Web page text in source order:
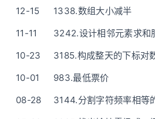
12-15
1338.数组大小减半
11-11
3242.设计相邻元素求和
10-23
3185.构成整天的下标对
10-01
983.最低票价
08-28
3144.分割字符频率相等